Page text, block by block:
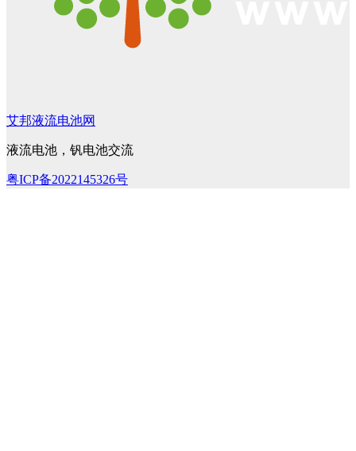
艾邦液流电池网
液流电池，钒电池交流
粤ICP备2022145326号